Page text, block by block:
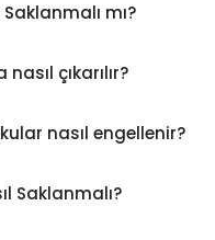
mı?
çıkarılır?
nasıl engellenir?
Saklanmalı?